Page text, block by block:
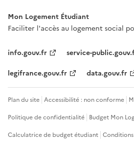
Mon Logement Étudiant
Faciliter l'accès au logement social
info.gouv.fr
service-
legifrance.gouv.fr
data.gouv.fr
Plan du site Accessibilité : non conforme
Politique de confidentialité Budget Mon
Calculatrice de budget étudiant